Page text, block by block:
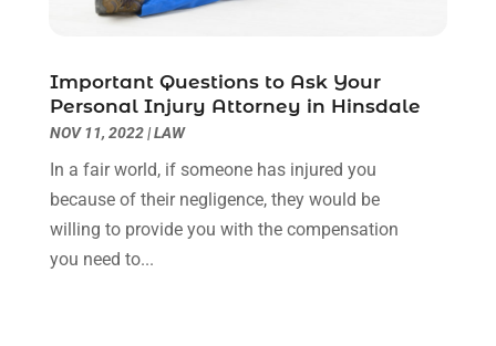
October 2022(3)
July 2022 (1)
June 2022 (3)
May 2022
(2)
April 2022 (3)
March 2022
(3)
January 2022
Important Questions to Ask Your
Personal Injury Attorney in Hinsdale
NOV 11, 2022|LAW
In a fair world, if someone has injured you
because of their negligence, they would be
willing to provide you with the compensation
you need to...